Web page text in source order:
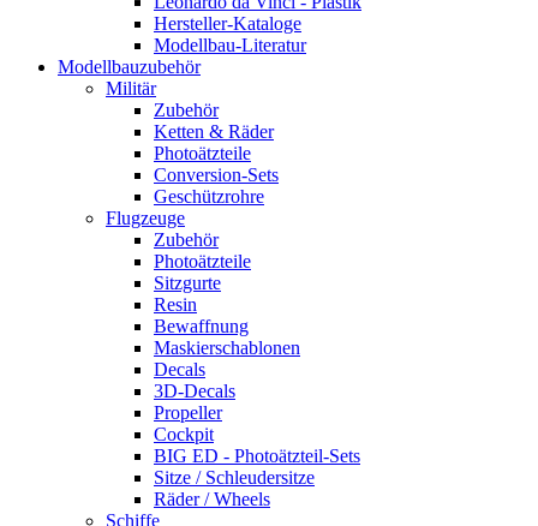
Hersteller-Kataloge
Modellbau-Literatur
Modellbauzubehör
Militär
Zubehör
Ketten & Räder
Photoätzteile
Conversion-Sets
Geschützrohre
Flugzeuge
Zubehör
Photoätzteile
Sitzgurte
Resin
Bewaffnung
Maskierschablonen
Decals
3D-Decals
Propeller
Cockpit
BIG ED - Photoätzteil-Sets
Sitze / Schleudersitze
Räder / Wheels
Schiffe